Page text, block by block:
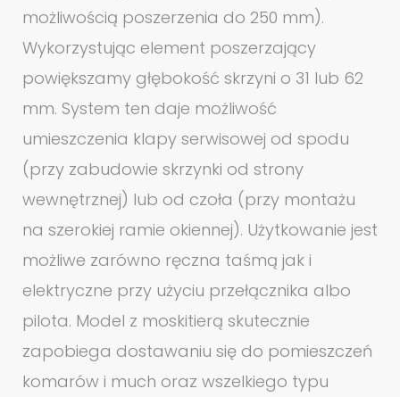
możliwością poszerzenia do 250 mm).
Wykorzystując element poszerzający
powiększamy głębokość skrzyni o 31 lub 62
mm. System ten daje możliwość
umieszczenia klapy serwisowej od spodu
(przy zabudowie skrzynki od strony
wewnętrznej) lub od czoła (przy montażu
na szerokiej ramie okiennej). Użytkowanie jest
możliwe zarówno ręczna taśmą jak i
elektryczne przy użyciu przełącznika albo
pilota. Model z moskitierą skutecznie
zapobiega dostawaniu się do pomieszczeń
komarów i much oraz wszelkiego typu